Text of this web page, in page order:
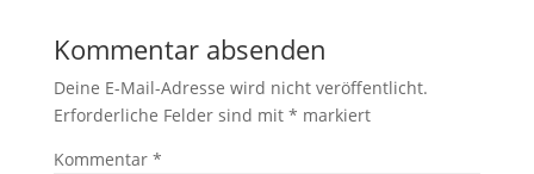
Kommentar absenden
Deine E-Mail-Adresse wird nicht veröffentlicht.
Erforderliche Felder sind mit * markiert
Kommentar *